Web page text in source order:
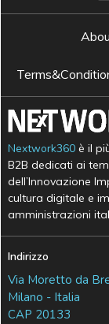
Nextwork360 è il
B2B dedicati ai
dell’Innovazione
cultura digitale e
amministrazioni
Indirizzo
Via Moretto da
Milano - Italia
CAP 20133